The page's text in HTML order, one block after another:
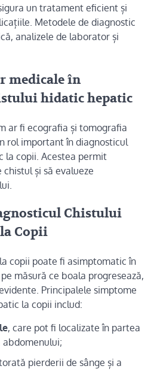
un tratament eficient și
Metodele de diagnostic
analizele de laborator și
medicale în
hidatic hepatic
ar fi ecografia și tomografia
rol important în diagnosticul
la copii. Acestea permit
și să evalueze
Chistului
Copii
copii poate fi asimptomatic în
măsură ce boala progresează,
Principalele simptome
la copii includ:
, care pot fi localizate în partea
pierderii de sânge și a